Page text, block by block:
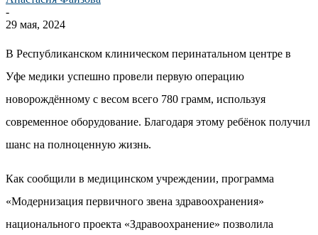
-
29 мая, 2024
В Республиканском клиническом перинатальном центре в
Уфе медики успешно провели первую операцию
новорождённому с весом всего 780 грамм, используя
современное оборудование. Благодаря этому ребёнок получил
шанс на полноценную жизнь.
Как сообщили в медицинском учреждении, программа
«Модернизация первичного звена здравоохранения»
национального проекта «Здравоохранение» позволила